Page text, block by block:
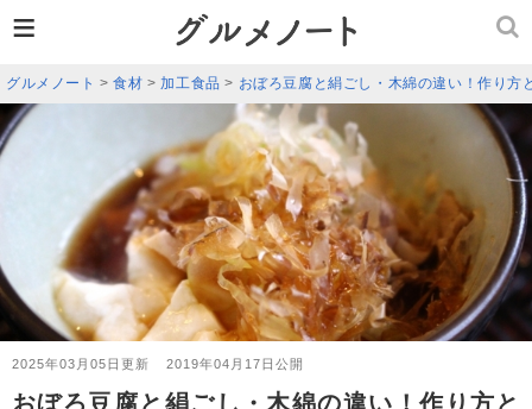
グルメノート >食材 >加工食品 > おぼろ豆腐と絹ごし・木綿の違い！作り方
2025年03月05日更新 2019年04月17日公開
おぼろ豆腐と絹ごし・木綿の違い！作り方と
≡